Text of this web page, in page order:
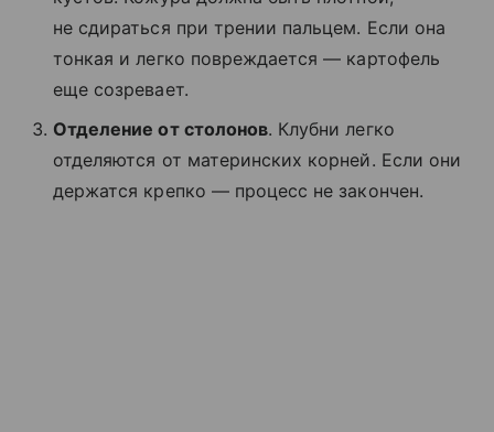
не сдираться при трении пальцем. Если она
тонкая и легко повреждается — картофель
еще созревает.
Отделение от столонов. Клубни легко
отделяются от материнских корней. Если они
держатся крепко — процесс не закончен.